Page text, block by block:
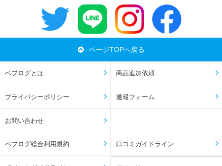
ページTOPへ戻る
ベプログとは 商品追加依頼
プライバシーポリシー 通報フォーム
お問い合わせ
ベプログ総合利用規約 口コミガイドライン